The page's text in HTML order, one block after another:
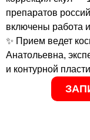
препаратов
включены работа
✨ Прием ведет
Анатольевна,
и контурной